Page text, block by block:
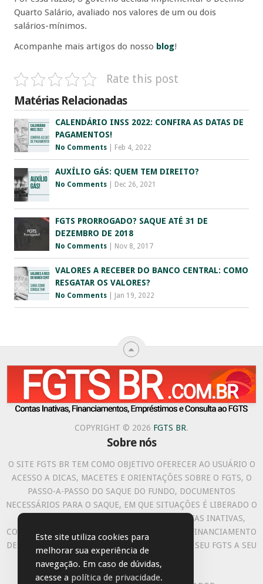
Quarto Salário, avaliado nos valores de um ou dois
salários-mínimos.
Acompanhe mais artigos do nosso blog!
Rate this post
Matérias Relacionadas
CALENDÁRIO INSS 2022: CONFIRA AS DATAS DE
PAGAMENTOS!
No Comments| Feb 4, 2022
AUXÍLIO GÁS: QUEM TEM DIREITO?
No Comments| Dec 26, 2021
FGTS PRORROGADO? SAQUE ATÉ 31 DE
DEZEMBRO DE 2018
No Comments| Nov 8, 2017
VALORES A RECEBER DO BANCO CENTRAL: COMO
RESGATAR OS VALORES?
No Comments| Jan 19, 2022
COPYRIGHT © 2026 FGTS BR.
Sobre nós
O SITE FGTS BR TEM COMO OBJETIVO OFERECER AO USUÁRIO O
ACESSO A DICAS, MACETES E ORIENTAÇÕES SOBRE O FGTS, O
PASSO-A-PASSO DO SAQUE DO FUNDO, DOCUMENTOS
NECESSÁRIOS PARA O SAQUE, EM QUE SITUAÇÕES É LIBERADO O
SAQUE, COMO FUNCIONA O SAQUE DAS CONTAS INATIVAS,
COMO USAR SEU FGTS COMO ENTRADA EM UM FINANCIAMENTO
DE IMÓVEL E OUTRAS MANEIRAS DE UTILIZAR O SEU FGTS A SEU
FAVOR.
SAIBA MAIS SOBRE
BLOG
BUY ADSPACE
Este site utiliza cookies para
melhorar sua experiência de
navegação. Em caso de dúvidas,
acesse a política de privacidade.